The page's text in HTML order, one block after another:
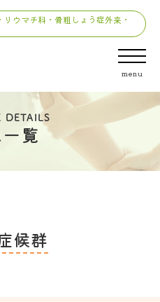
ウマチ科・骨粗しょう症外来・
menu
DETAILS
覧
候群